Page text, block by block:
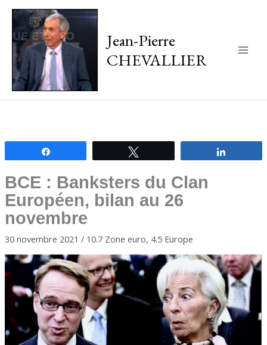
Jean-Pierre
CHEVALLIER
BCE : Banksters du Clan
Européen, bilan au 26
novembre
30 novembre 2021 / 10.7 Zone euro, 4.5 Europe